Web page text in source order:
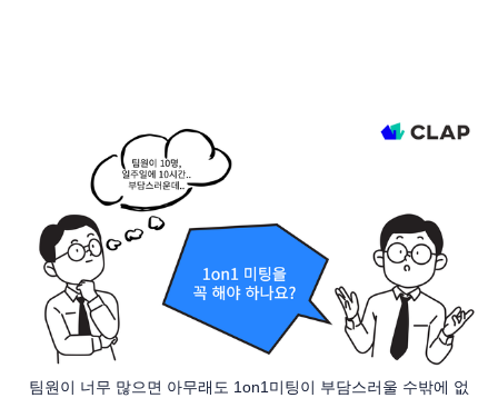
팀원이 너무 많으면 아무래도 1on1미팅이 부담스러울 수밖에 없